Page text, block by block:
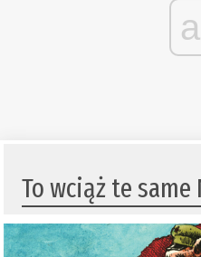
To wciąż te same